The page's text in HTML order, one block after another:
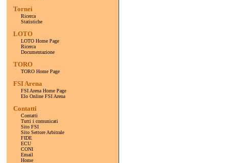
Tornei
Ricerca
Statistiche
LOTO
LOTO Home Page
Ricerca
Documentazione
TORO
TORO Home Page
FSI Arena
FSI Arena Home Page
Elo Online FSI Arena
Contatti
Contatti
Tutti i comunicati
Sito FSI
Sito Settore Arbitrale
FIDE
ECU
CONI
Email
Home